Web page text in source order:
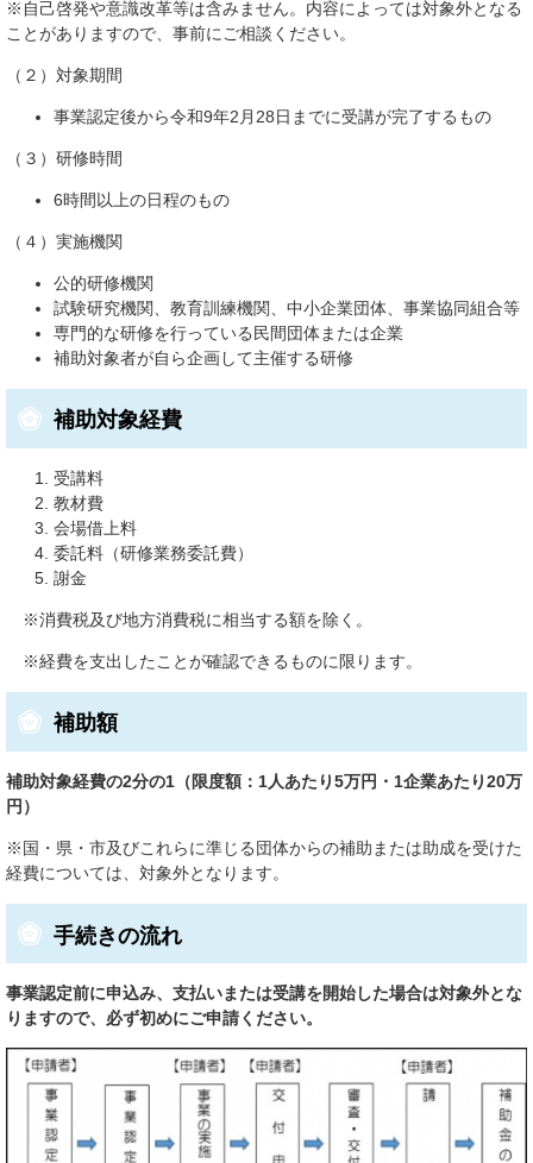
​※自己啓発や意識改革等は含みません。内容によっては対象外となる
ことがありますので、事前にご相談ください。
（２）対象期間
事業認定後から令和9年2月28日までに受講が完了するもの
（３）研修時間
6時間以上の日程のもの
（４）実施機関
公的研修機関
試験研究機関、教育訓練機関、中小企業団体、事業協同組合等
専門的な研修を行っている民間団体または企業
補助対象者が自ら企画して主催する研修
補助対象経費
受講料
教材費
会場借上料
委託料（研修業務委託費）
謝金
※消費税及び地方消費税に相当する額を除く。
※経費を支出したことが確認できるものに限ります。
補助額
補助対象経費の2分の1（限度額：1人あたり5万円・1企業あたり20万
円）
※国・県・市及びこれらに準じる団体からの補助または助成を受けた
経費については、対象外となります。
手続きの流れ
事業認定前に申込み、支払いまたは受講を開始した場合は対象外とな
りますので、必ず初めにご申請ください。